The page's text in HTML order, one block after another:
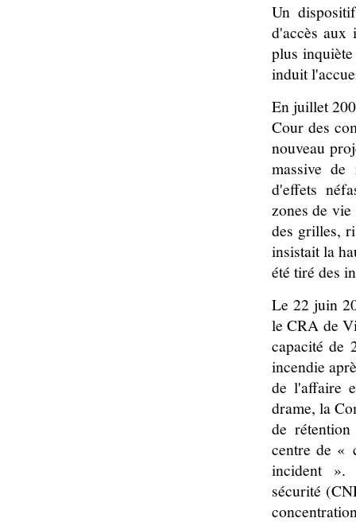
Un
d'accès aux
plus
induit
En juillet
Cour des
nouveau
massive de
d'effets
zones de
des grilles,
insistait la
été tiré des
Le 22 juin
le CRA de
capacité de
incendie
de l'affaire
drame, la
de
centre de «
incident ».
sécurité